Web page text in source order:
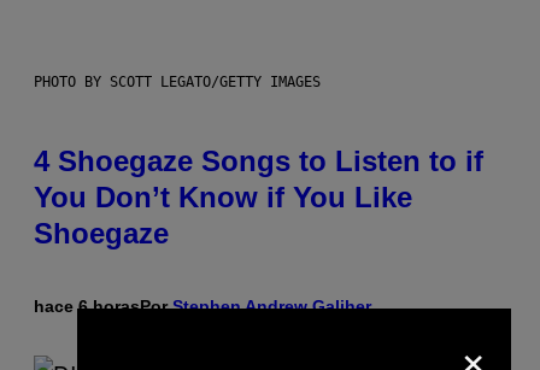
PHOTO BY SCOTT LEGATO/GETTY IMAGES
4 Shoegaze Songs to Listen to if
You Don’t Know if You Like
Shoegaze
hace 6 horasPorStephen Andrew Galiher
×